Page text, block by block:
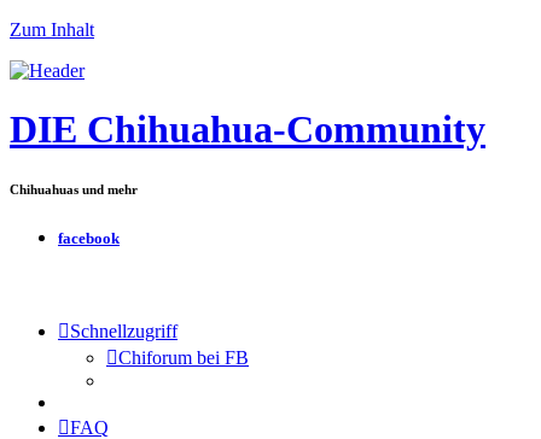
Zum Inhalt
DIE Chihuahua-Community
Chihuahuas und mehr
facebook
Schnellzugriff
Chiforum bei FB
FAQ